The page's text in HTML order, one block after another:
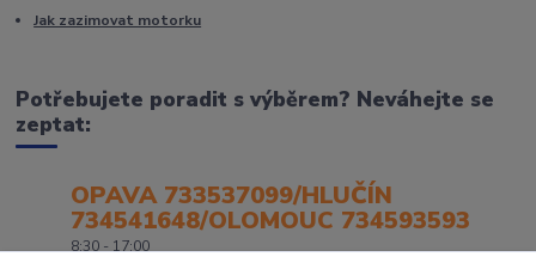
Jak zazimovat motorku
Potřebujete poradit s výběrem? Neváhejte se
zeptat:
OPAVA 733537099/HLUČÍN
734541648/OLOMOUC 734593593
8:30 - 17:00